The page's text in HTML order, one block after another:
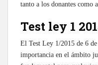
tanto a los donantes como
Test ley 1
El Test Ley 1/2015 de 6
importancia en el ámbito